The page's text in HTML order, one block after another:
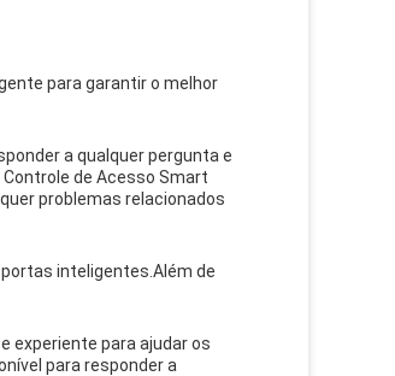
para garantir o melhor
a qualquer pergunta e
de Acesso Smart
problemas relacionados
inteligentes.Além de
experiente para ajudar os
para responder a